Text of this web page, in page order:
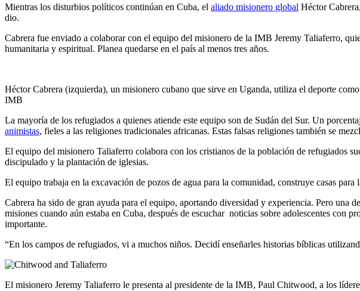
Mientras los disturbios políticos continúan en Cuba, el aliado misionero global Héctor
dio.
Cabrera fue enviado a colaborar con el equipo del misionero de la IMB Jeremy Taliaferro,
humanitaria y espiritual. Planea quedarse en el país al menos tres años.
Héctor Cabrera (izquierda), un misionero cubano que sirve en Uganda, utiliza el deporte
IMB
La mayoría de los refugiados a quienes atiende este equipo son de Sudán del Sur. Un
animistas, fieles a las religiones tradicionales africanas. Estas falsas religiones también se
El equipo del misionero Taliaferro colabora con los cristianos de la población de refugiados
discipulado y la plantación de iglesias.
El equipo trabaja en la excavación de pozos de agua para la comunidad, construye casas
Cabrera ha sido de gran ayuda para el equipo, aportando diversidad y experiencia. Pero una
misiones cuando aún estaba en Cuba, después de escuchar noticias sobre adolescentes con
importante.
“En los campos de refugiados, vi a muchos niños. Decidí enseñarles historias bíblicas
El misionero Jeremy Taliaferro le presenta al presidente de la IMB, Paul Chitwood, a los